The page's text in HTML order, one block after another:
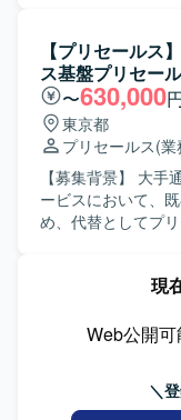
ダクト群を対象と
ち合わせやヒアリ
作成やソリューシ
【求める人物像】
提案活動をリード
にコミュニケーシ
歓迎いたします。 【ポジションの魅力】 法人顧客のネット
ワーク領域におけ
ことができ、最新
ンに触れながら提
などのネットワー
【プリセールス
ス基盤プリセー
〜630,000
東京都
プリセールス(業
【募集背景】 大
ービスにおいて、
め、代替としてプ
施いただきます。
どの技術対応を行
業部隊と技術部隊
現
Web公開可
＼